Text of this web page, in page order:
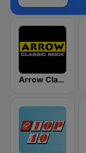
Arrow Classic Rock